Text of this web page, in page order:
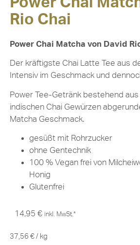
Rio Chai
Power Chai Matcha von David
Der kräftigste Chai Latte Tee aus
Intensiv im Geschmack und
Power Tee-Getränk bestehend
indischen Chai Gewürzen
Matcha Geschmack.
gesüßt mit Rohrzucker
ohne Gentechnik
100 % Vegan frei von
Honig
Glutenfrei
14,95 € inkl. MwSt.*
37,56 € / kg